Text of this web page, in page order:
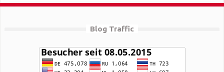
Blog Traffic